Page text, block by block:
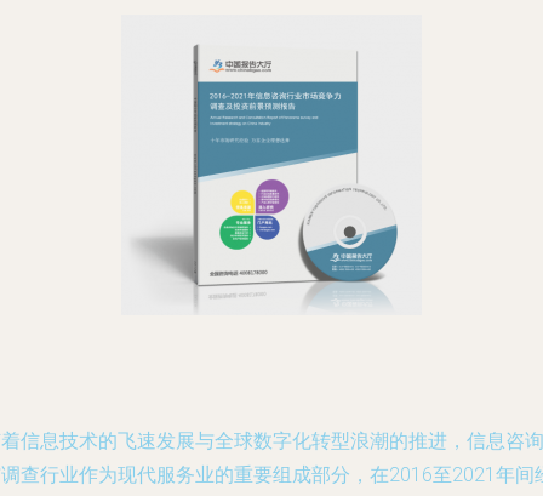
信息技术的飞速发展与全球数字化转型浪潮的推进，信息咨询
查行业作为现代服务业的重要组成部分，在2016至2021年间